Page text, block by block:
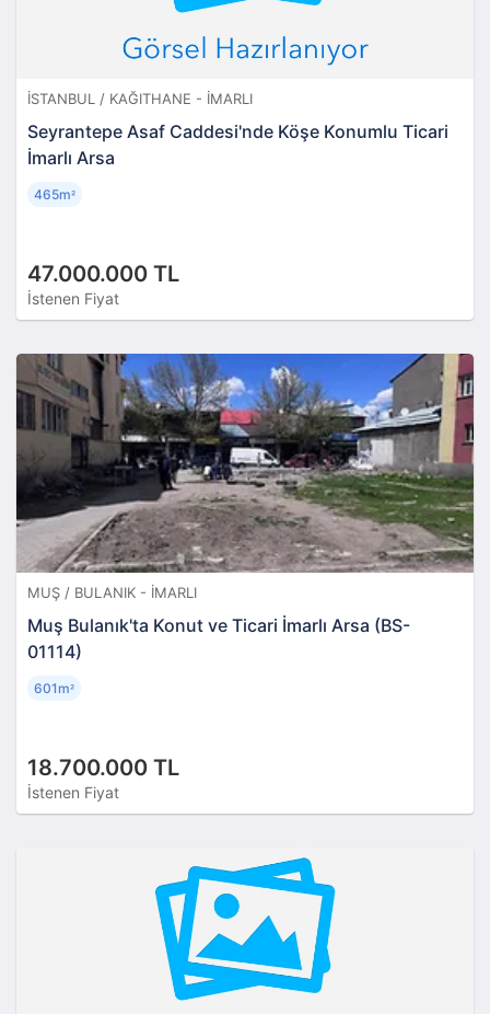
İSTANBUL / KAĞITHANE - İMARLI
Seyrantepe Asaf Caddesi'nde Köşe Konumlu Ticari
İmarlı Arsa
47.000.000 TL
İstenen Fiyat
465m²
MUŞ / BULANIK - İMARLI
Muş Bulanık'ta Konut ve Ticari İmarlı Arsa (BS-
01114)
18.700.000 TL
İstenen Fiyat
601m²